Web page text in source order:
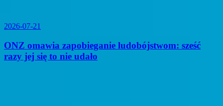
2026-07-21
ONZ omawia zapobieganie ludobójstwom: sześć
razy jej się to nie udało